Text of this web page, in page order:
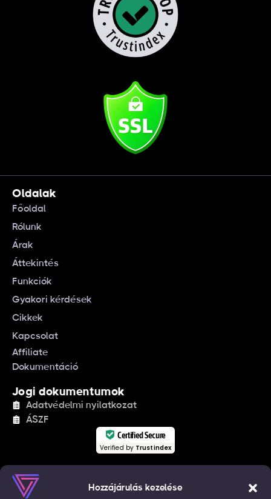
Hozzájárulás kezelése
Oldalak
Főoldal
Rólunk
Árak
Áttekintés
Funkciók
Gyakori kérdések
Cikkek
Kapcsolat
Affiliate
Dokumentáció
Jogi dokumentumok
Adatvédelmi nyilatkozat
ÁSZF
Certified Secure
Verified by Trustindex
Iratkozzon fel hírlevelünkre!
Értesüljön hasznos tartalmakról és újdonságainkról